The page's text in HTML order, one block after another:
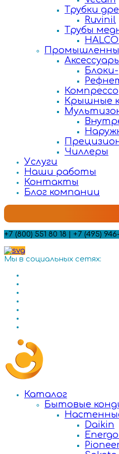
Трубки
Ruvinil
Трубы
Крышные
Чиллеры
Услуги
Наши работы
Контакты
Блог компании
+7 (800) 551 80 18 | +7 (495)
Мы в социальных сетях:
Каталог
Бытовые
Daikin